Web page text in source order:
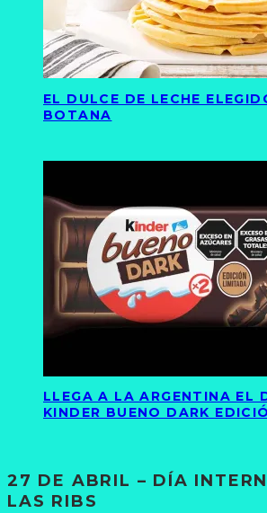
EL DULCE DE LECHE
BOTANA
LLEGA A LA ARGENTINA EL
KINDER BUENO DARK
27 DE ABRIL – DÍA
LAS RIBS